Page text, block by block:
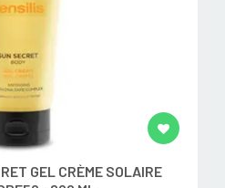
GEL CRÈME SOLAIRE